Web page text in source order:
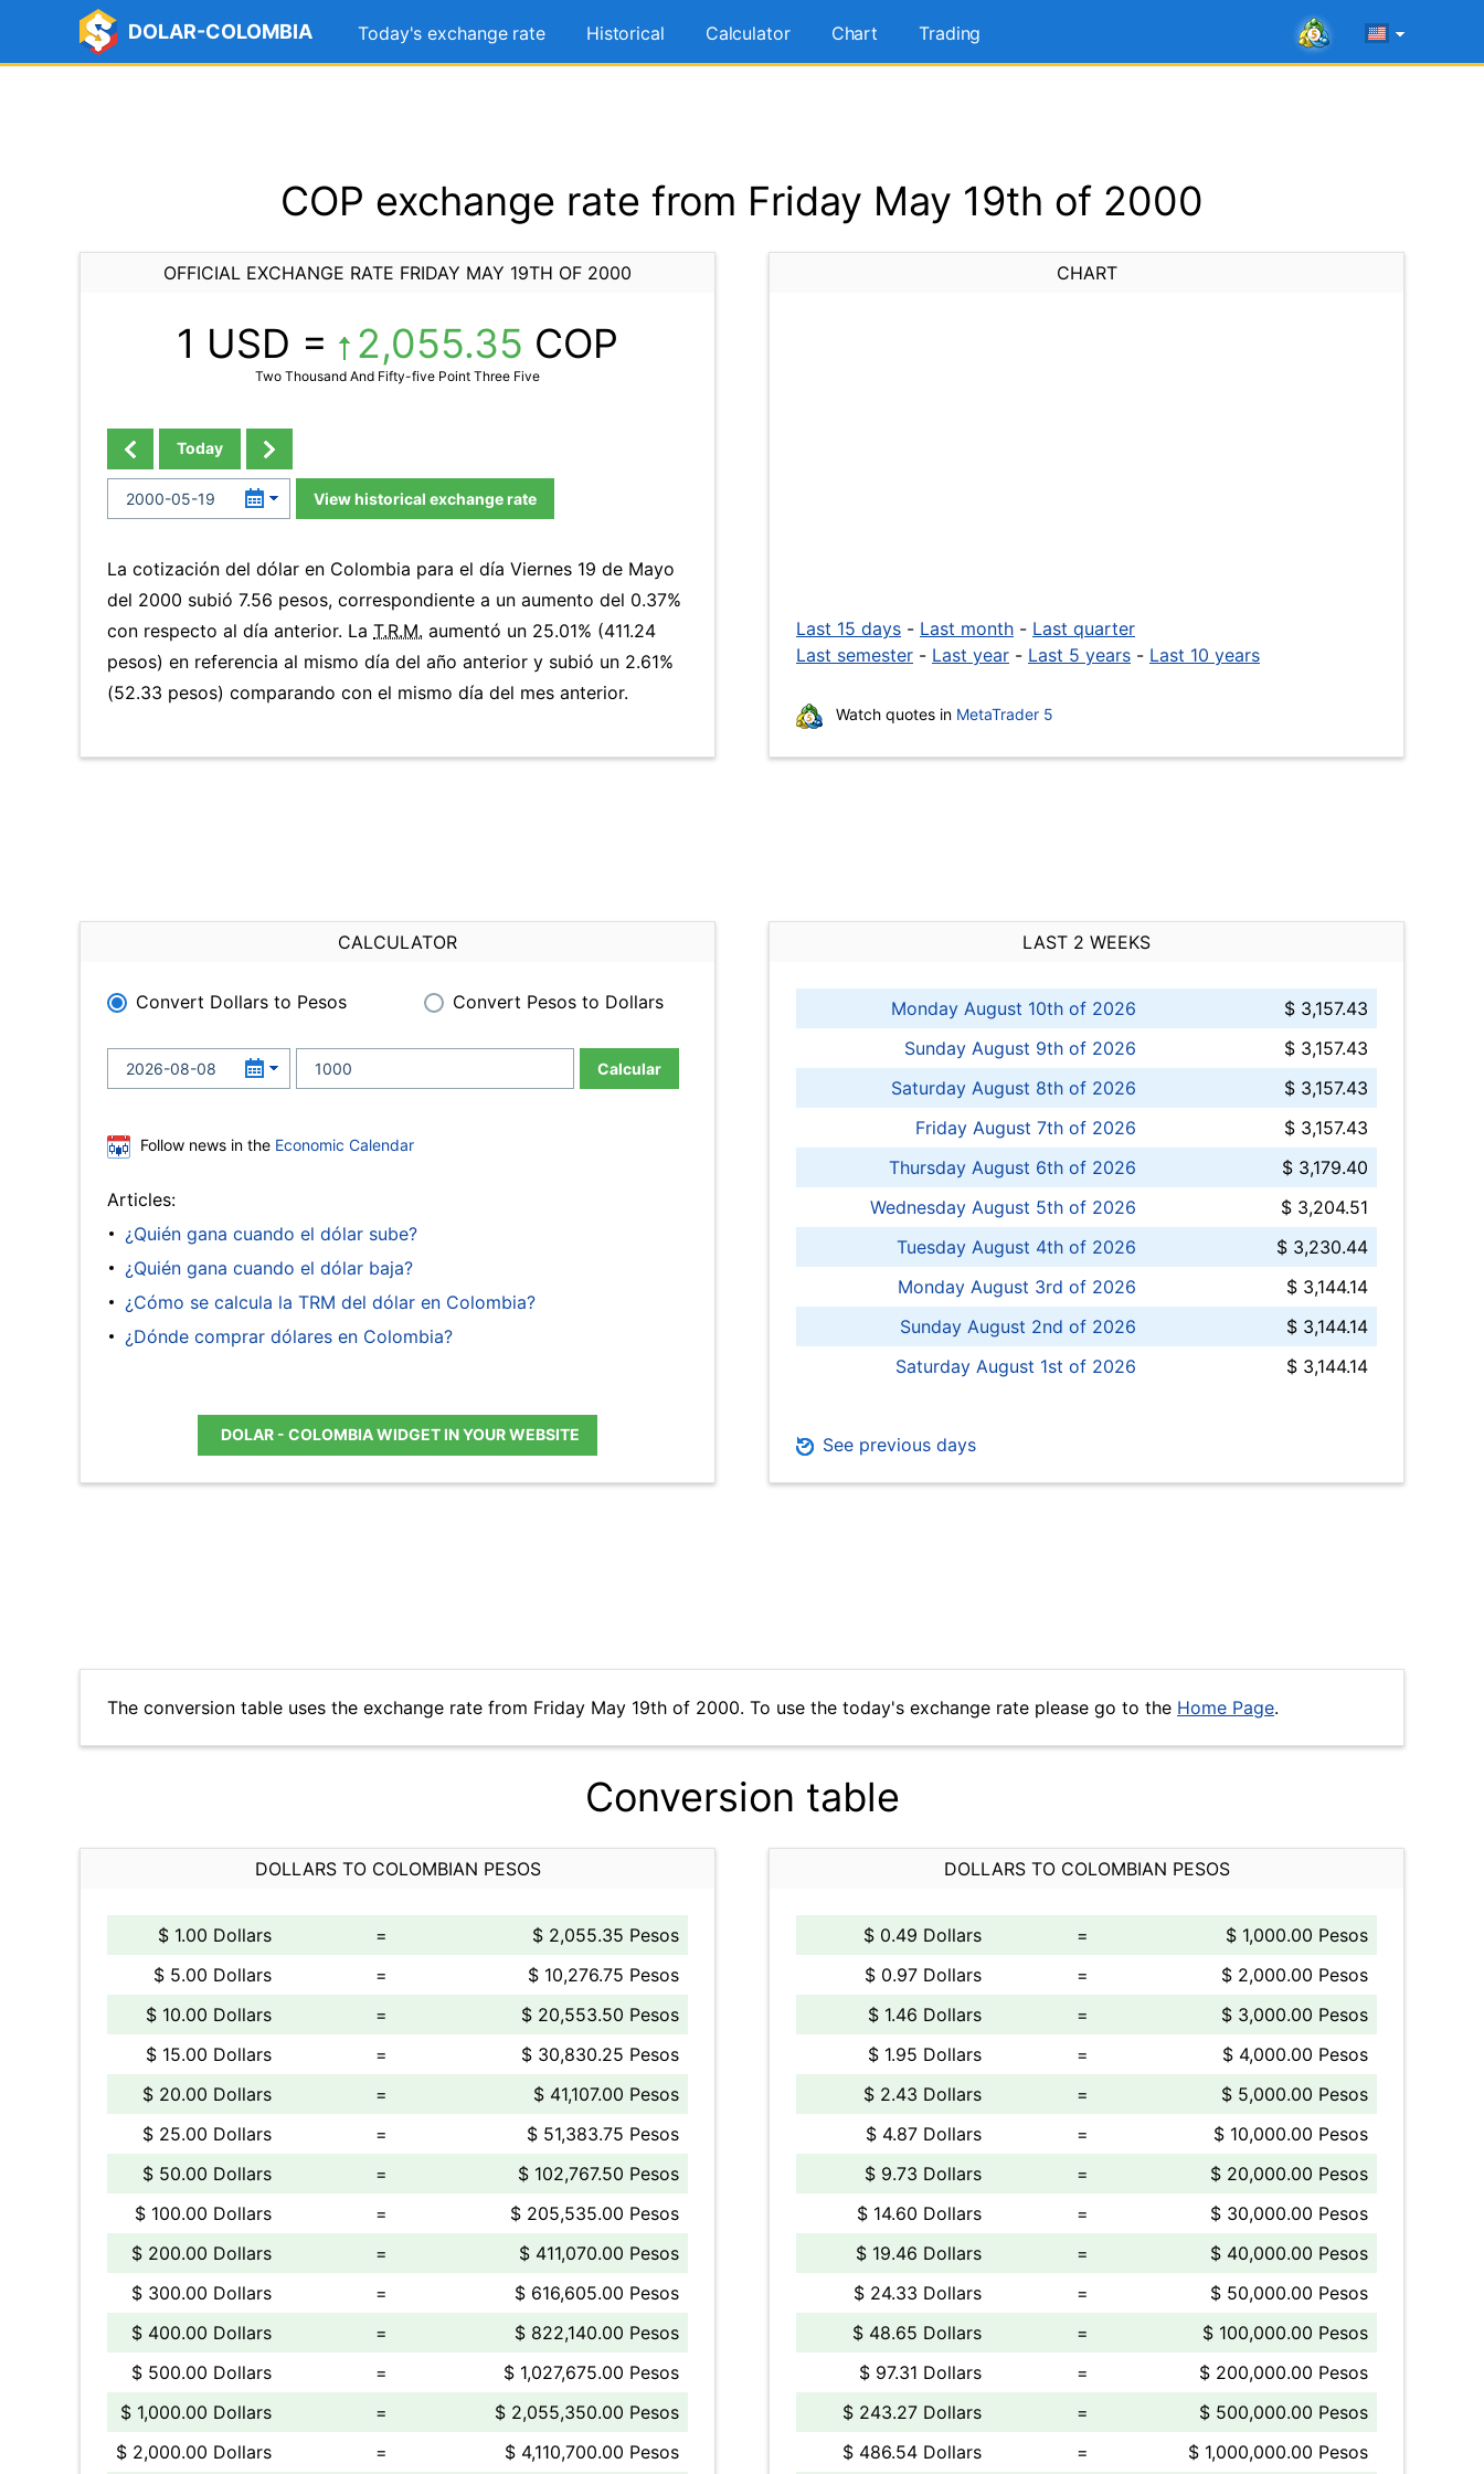
DOLAR-COLOMBIA Today's exchange rate Historical Calculator Chart Trading
COP exchange rate from Friday May 19th of 2000
OFFICIAL EXCHANGE RATE FRIDAY MAY 19TH OF 2000
1 USD = 2,055.35 COP
Two Thousand And Fifty-five Point Three Five
Today
View historical exchange rate
La cotización del dólar en Colombia para el día Viernes 19 de Mayo
del 2000 subió 7.56 pesos, correspondiente a un aumento del 0.37%
con respecto al día anterior. La T.R.M. aumentó un 25.01% (411.24
pesos) en referencia al mismo día del año anterior y subió un 2.61%
(52.33 pesos) comparando con el mismo día del mes anterior.
CHART
Last 15 days - Last month - Last quarter
Last semester - Last year - Last 5 years - Last 10 years
Watch quotes in MetaTrader 5
CALCULATOR
Convert Dollars to Pesos Convert Pesos to Dollars
Calcular
Follow news in the Economic Calendar
Articles:
¿Quién gana cuando el dólar sube?
¿Quién gana cuando el dólar baja?
¿Cómo se calcula la TRM del dólar en Colombia?
¿Dónde comprar dólares en Colombia?
DOLAR - COLOMBIA WIDGET IN YOUR WEBSITE
LAST 2 WEEKS
Monday August 10th of 2026
$ 3,157.43
Sunday August 9th of 2026
$ 3,157.43
Saturday August 8th of 2026
$ 3,157.43
Friday August 7th of 2026
$ 3,157.43
Thursday August 6th of 2026
$ 3,179.40
Wednesday August 5th of 2026
$ 3,204.51
Tuesday August 4th of 2026
$ 3,230.44
Monday August 3rd of 2026
$ 3,144.14
Sunday August 2nd of 2026
$ 3,144.14
Saturday August 1st of 2026
$ 3,144.14
See previous days
The conversion table uses the exchange rate from Friday May 19th of 2000. To use the today's exchange rate please go to the Home Page.
Conversion table
DOLLARS TO COLOMBIAN PESOS
$ 1.00 Dollars =
$ 2,055.35 Pesos
$ 5.00 Dollars
=
$ 10,276.75 Pesos
$ 10.00 Dollars
=
$ 20,553.50 Pesos
$ 15.00 Dollars
=
$ 30,830.25 Pesos
$ 20.00 Dollars
=
$ 41,107.00 Pesos
$ 25.00 Dollars
=
$ 51,383.75 Pesos
$ 50.00 Dollars
=
$ 102,767.50 Pesos
$ 100.00 Dollars
=
$ 205,535.00 Pesos
$ 200.00 Dollars
=
$ 411,070.00 Pesos
$ 300.00 Dollars
=
$ 616,605.00 Pesos
$ 400.00 Dollars
=
$ 822,140.00 Pesos
$ 500.00 Dollars
=
$ 1,027,675.00 Pesos
$ 1,000.00 Dollars
=
$ 2,055,350.00 Pesos
$ 2,000.00 Dollars
= $ 4,110,700.00 Pesos
DOLLARS TO COLOMBIAN PESOS
$ 0.49 Dollars =
$ 1,000.00 Pesos
$ 0.97 Dollars
=
$ 2,000.00 Pesos
$ 1.46 Dollars
=
$ 3,000.00 Pesos
$ 1.95 Dollars
=
$ 4,000.00 Pesos
$ 2.43 Dollars
=
$ 5,000.00 Pesos
$ 4.87 Dollars
=
$ 10,000.00 Pesos
$ 9.73 Dollars
=
$ 20,000.00 Pesos
$ 14.60 Dollars
=
$ 30,000.00 Pesos
$ 19.46 Dollars
=
$ 40,000.00 Pesos
$ 24.33 Dollars
=
$ 50,000.00 Pesos
$ 48.65 Dollars
=
$ 100,000.00 Pesos
$ 97.31 Dollars
=
$ 200,000.00 Pesos
$ 243.27 Dollars
=
$ 500,000.00 Pesos
$ 486.54 Dollars
= $ 1,000,000.00 Pesos